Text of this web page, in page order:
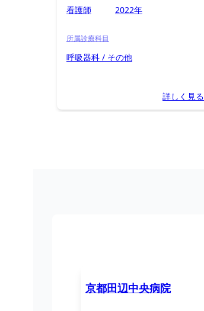
看護師 2022年
所属診療科目
呼吸器科 / その他
詳しく見る
京都田辺中央病院